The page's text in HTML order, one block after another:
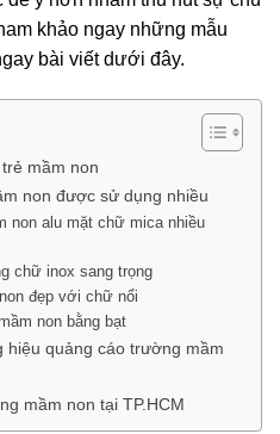
khảo ngay những mẫu
bài viết dưới đây.
mầm non
non được sử dụng nhiều
non alu mặt chữ mica nhiều
chữ inox sang trọng
đẹp với chữ nổi
non bằng bạt
quảng cáo trường mầm
mầm non tại TP.HCM